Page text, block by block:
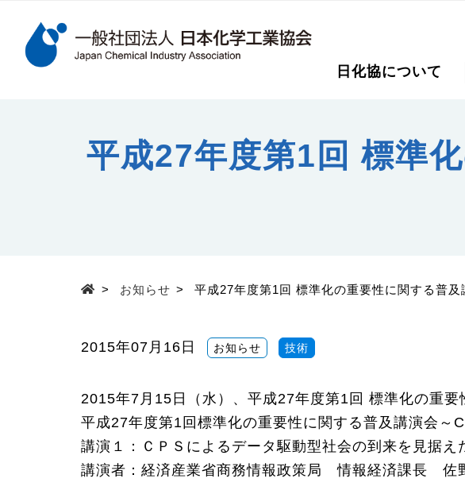
検索キーワード
日化協について
平成27年度第1回 標準
> お知らせ > 平成27年度第1回 標準化の重要性に関する普及
2015年07月16日 お知らせ 技術
2015年7月15日（水）、平成27年度第1回 標準化の重
平成27年度第1回標準化の重要性に関する普及講演会～
講演１：ＣＰＳによるデータ駆動型社会の到来を見据え
講演者：経済産業省商務情報政策局 情報経済課長